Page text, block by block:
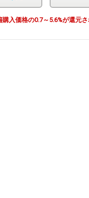
入価格の0.7～5.6%が還元さ